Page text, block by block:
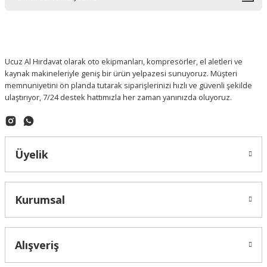
Ucuz Al Hırdavat olarak oto ekipmanları, kompresörler, el aletleri ve
kaynak makineleriyle geniş bir ürün yelpazesi sunuyoruz. Müşteri
memnuniyetini ön planda tutarak siparişlerinizi hızlı ve güvenli şekilde
ulaştırıyor, 7/24 destek hattımızla her zaman yanınızda oluyoruz.
Üyelik
Kurumsal
Alışveriş